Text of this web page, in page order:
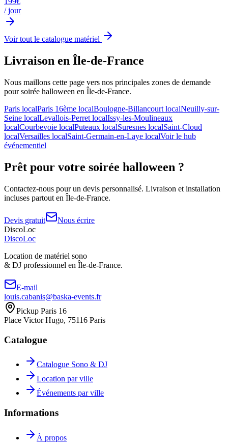
/ jour
Voir tout le catalogue matériel
Livraison en Île-de-France
Nous maillons cette page vers nos principales zones de demande
poursoirée halloween en Île-de-France.
Paris localParis 16ème localBoulogne-Billancourt localNeuilly-sur-
Seine localLevallois-Perret localIssy-les-Moulineaux
localCourbevoie localPuteaux localSuresnes localSaint-Cloud
localVersailles localSaint-Germain-en-Laye localVoir le hub
événementiel
Prêt pour votre soirée halloween ?
Contactez-nous pour un devis personnalisé. Livraison et installation
incluses partout en Île-de-France.
Devis gratuit
Nous écrire
DiscoLoc
DiscoLoc
Location de matériel sono
& DJ professionnel en Île-de-France.
E-mail
louis.cabanis@baska-events.fr
Pickup Paris 16
Place Victor Hugo, 75116 Paris
Catalogue
Catalogue Sono & DJ
Location par ville
Événements par ville
Informations
À propos